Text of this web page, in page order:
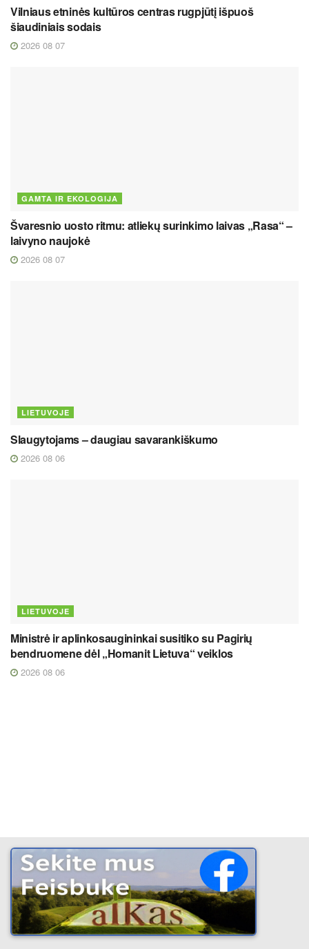
Vilniaus etninės kultūros centras rugpjūtį išpuoš
šiaudiniais sodais
2026 08 07
GAMTA IR EKOLOGIJA
Švaresnio uosto ritmu: atliekų surinkimo laivas „Rasa“ –
laivyno naujokė
2026 08 07
LIETUVOJE
Slaugytojams – daugiau savarankiškumo
2026 08 06
LIETUVOJE
Ministrė ir aplinkosaugininkai susitiko su Pagirių
bendruomene dėl „Homanit Lietuva“ veiklos
2026 08 06